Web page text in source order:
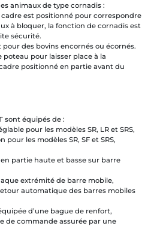
animaux de type cornadis :
cadre est positionné pour correspondre
à bloquer, la fonction de cornadis est
sécurité.
des bovins encornés ou écornés.
pour laisser place à la
positionné en partie avant du
sont équipés de :
pour les modèles SR, LR et SRS,
les modèles SR, SF et SRS,
partie haute et basse sur barre
extrémité de barre mobile,
automatique des barres mobiles
d’une bague de renfort,
de commande assurée par une